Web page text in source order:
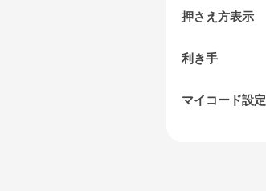
押さえ方表示
利き手
マイコード設定